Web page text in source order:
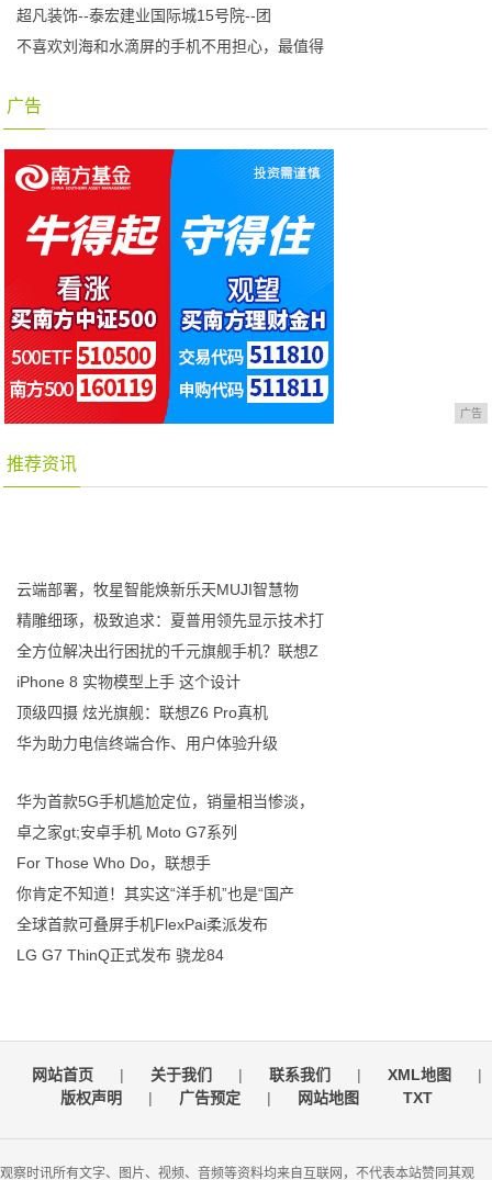
超凡装饰--泰宏建业国际城15号院--团
不喜欢刘海和水滴屏的手机不用担心，最值得
广告
广告
推荐资讯
云端部署，牧星智能焕新乐天MUJI智慧物
精雕细琢，极致追求：夏普用领先显示技术打
全方位解决出行困扰的千元旗舰手机？联想Z
iPhone 8 实物模型上手 这个设计
顶级四摄 炫光旗舰：联想Z6 Pro真机
华为助力电信终端合作、用户体验升级
华为首款5G手机尴尬定位，销量相当惨淡，
卓之家gt;安卓手机 Moto G7系列
For Those Who Do，联想手
你肯定不知道！其实这“洋手机”也是“国产
全球首款可叠屏手机FlexPai柔派发布
LG G7 ThinQ正式发布 骁龙84
网站首页 | 关于我们 | 联系我们 | XML地图
|
版权声明
| 广告预定 | 网站地图 TXT
观察时讯所有文字、图片、视频、音频等资料均来自互联网，不代表本站赞同其观